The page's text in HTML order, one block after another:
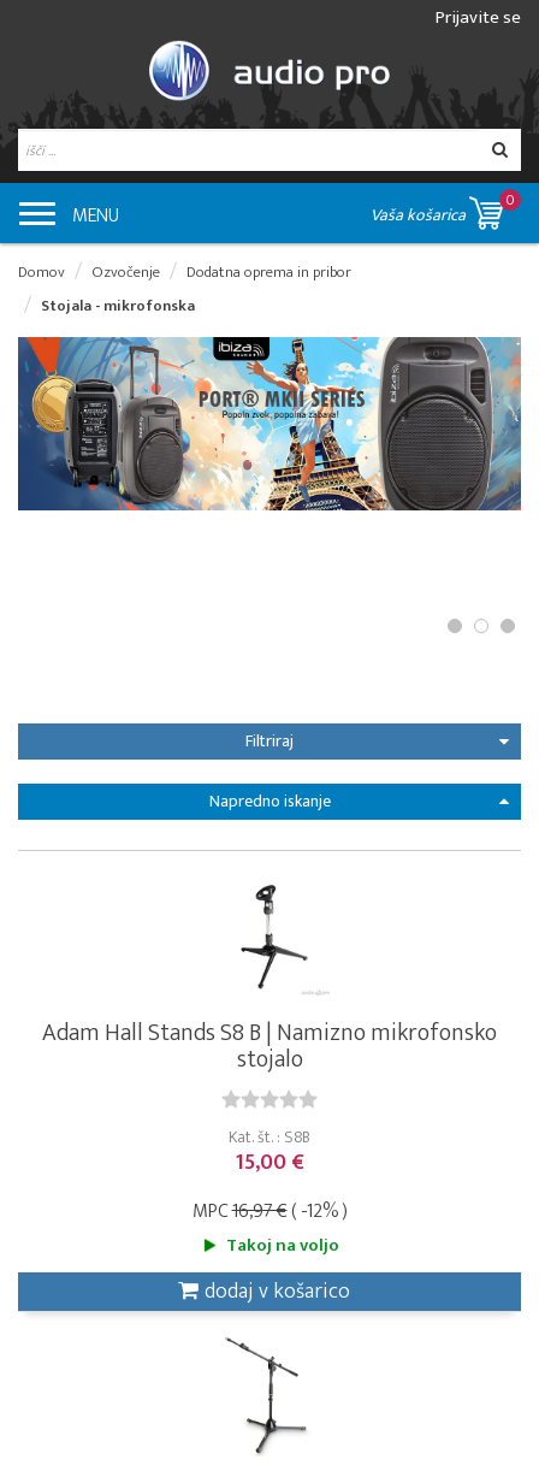
Prijavite se
MENU Vaša košarica
0
Domov Ozvočenje
Dodatna oprema in pribor
Stojala - mikrofonska
Filtriraj
Napredno iskanje
Adam Hall Stands S8 B | Namizno mikrofonsko
stojalo
Kat. št. : S8B
15,00 €
MPC16,97 €( -12% )
Takoj na voljo
dodaj v košarico